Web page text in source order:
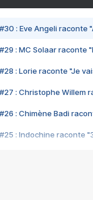
#30 : Eve Angeli raconte
#29 : MC Solaar raconte
#28 : Lorie raconte "Je
#27 : Christophe Willem
#26 : Chimène Badi
#25 : Indochine raconte